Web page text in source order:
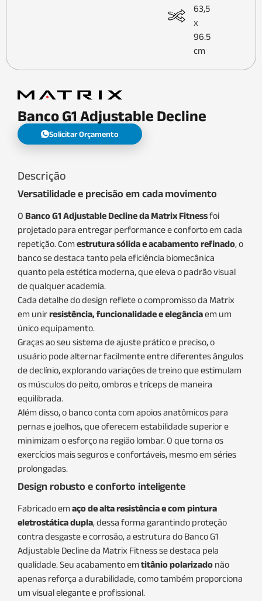
63,5
x
96.5
cm
Banco G1 Adjustable Decline
Solicitar Orçamento
Descrição
Versatilidade e precisão em cada movimento
O Banco G1 Adjustable Decline da Matrix Fitnessfoi
projetado para entregar performance e conforto em cada
repetição. Com estrutura sólida e acabamento refinado, o
banco se destaca tanto pela eficiência biomecânica
quanto pela estética moderna, que eleva o padrão visual
de qualquer academia.
Cada detalhe do design reflete o compromisso da Matrix
em unirresistência, funcionalidade e elegânciaem um
único equipamento.
Graças ao seu sistema de ajuste prático e preciso, o
usuário pode alternar facilmente entre diferentes ângulos
de declínio, explorando variações de treino que estimulam
os músculos do peito, ombros e tríceps de maneira
equilibrada.
Além disso, o banco conta com apoios anatômicos para
pernas e joelhos, que oferecem estabilidade superior e
minimizam o esforço na região lombar. O que torna os
exercícios mais seguros e confortáveis, mesmo em séries
prolongadas.
Design robusto e conforto inteligente
Fabricado em aço de alta resistência e com pintura
eletrostática dupla, dessa forma garantindo proteção
contra desgaste e corrosão, a estrutura do Banco G1
Adjustable Decline da Matrix Fitness se destaca pela
qualidade. Seu acabamento em titânio polarizado não
apenas reforça a durabilidade, como também proporciona
um visual elegante e profissional.